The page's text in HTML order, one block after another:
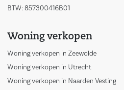
BTW: 857300416B01
Woning verkopen
Woning verkopen in Zeewolde
Woning verkopen in Utrecht
Woning verkopen in Naarden Vesting